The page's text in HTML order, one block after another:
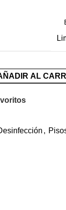
AL
,